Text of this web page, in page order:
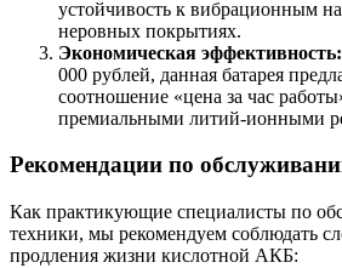
устойчивость к вибрационным
неровных покрытиях.
Экономическая эффективность:
000 рублей, данная батарея
соотношение «цена за час
премиальными литий-ионными
Рекомендации по
Как практикующие специалисты по
техники, мы рекомендуем соблюдать
продления жизни кислотной АКБ: